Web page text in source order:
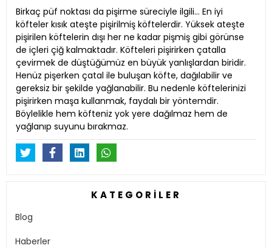
Birkaç püf noktası da pişirme süreciyle ilgili… En iyi
köfteler kısık ateşte pişirilmiş köftelerdir. Yüksek ateşte
pişirilen köftelerin dışı her ne kadar pişmiş gibi görünse
de içleri çiğ kalmaktadır. Köfteleri pişirirken çatalla
çevirmek de düştüğümüz en büyük yanlışlardan biridir.
Henüz pişerken çatal ile buluşan köfte, dağılabilir ve
gereksiz bir şekilde yağlanabilir. Bu nedenle köftelerinizi
pişirirken maşa kullanmak, faydalı bir yöntemdir.
Böylelikle hem köfteniz yok yere dağılmaz hem de
yağlanıp suyunu bırakmaz.
KATEGORILER
Blog
Haberler